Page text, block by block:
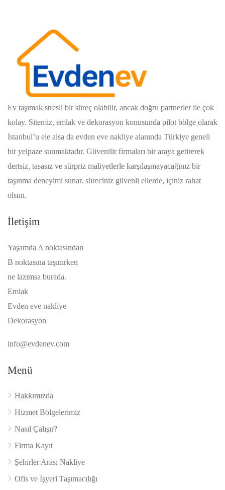
Ev taşımak stresli bir süreç olabilir, ancak doğru partnerler ile çok
kolay. Sitemiz, emlak ve dekorasyon konusunda pilot bölge olarak
İstanbul’u ele alsa da evden eve nakliye alanında Türkiye geneli
bir yelpaze sunmaktadır. Güvenilir firmaları bir araya getirerek
dertsiz, tasasız ve sürpriz maliyetlerle karşılaşmayacağınız bir
taşınma deneyimi sunar. süreciniz güvenli ellerde, içiniz rahat
olsun.
İletişim
Yaşamda A noktasından
B noktasına taşınırken
ne lazımsa burada.
Emlak
Evden eve nakliye
Dekorasyon
info@evdenev.com
Menü
Hakkımızda
Hizmet Bölgelerimiz
Nasıl Çalışır?
Firma Kayıt
Şehirler Arası Nakliye
Ofis ve İşyeri Taşımacılığı